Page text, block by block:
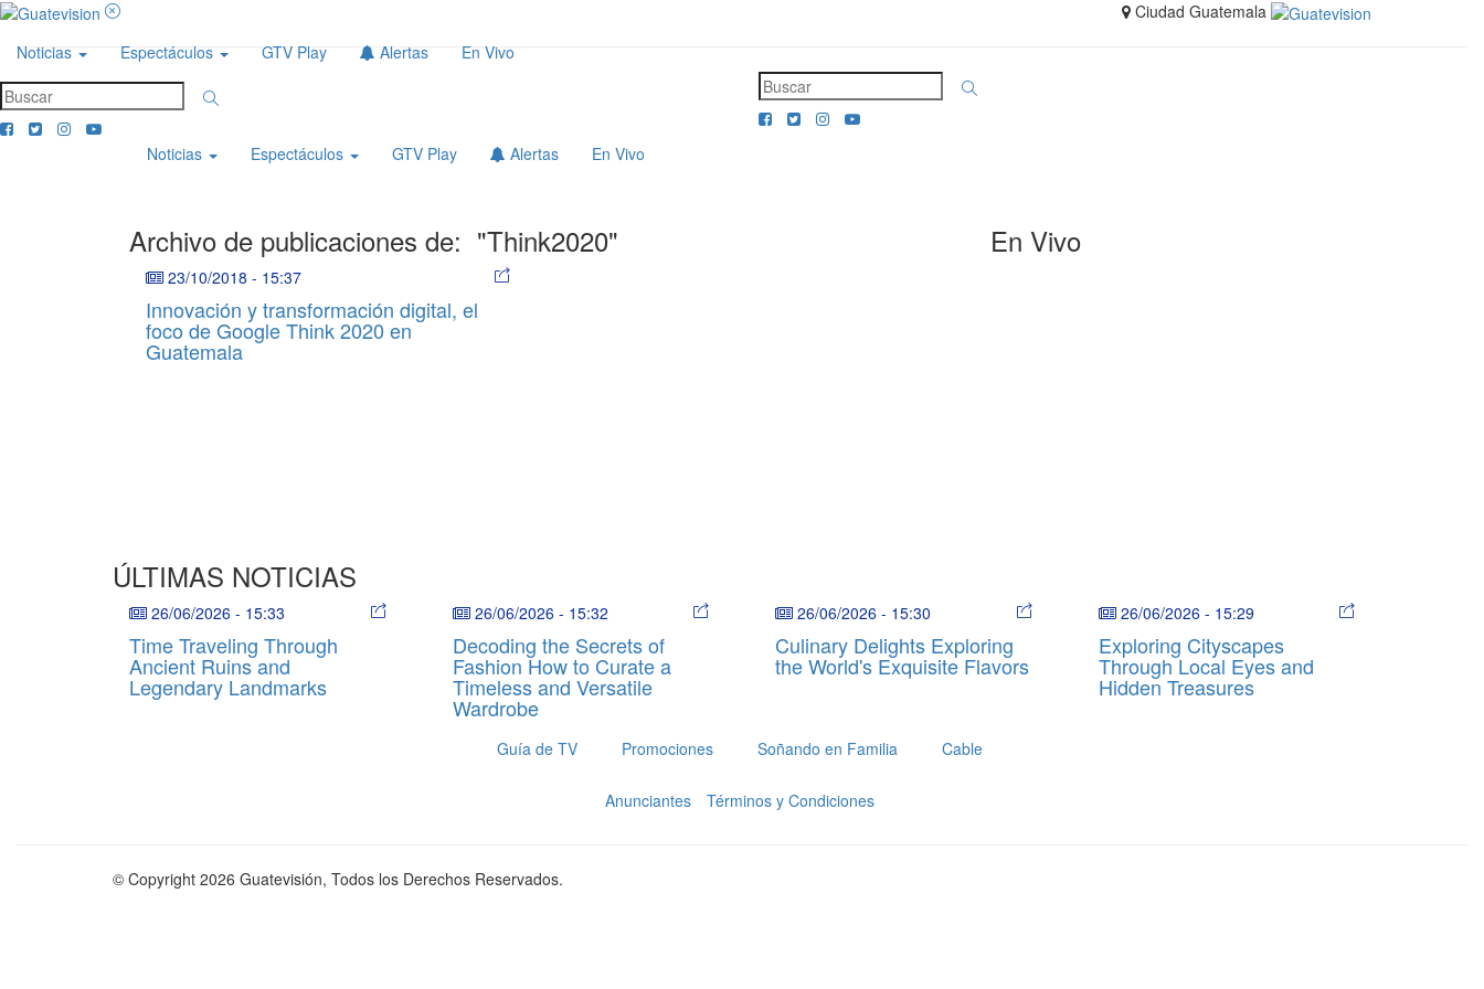
Noticias Espectáculos GTV Play Alertas En Vivo
Ciudad Guatemala
Noticias Espectáculos GTV Play Alertas En Vivo
Archivo de publicaciones de: "Think2020"
23/10/2018 - 15:37
Innovación y transformación digital, el
foco de Google Think 2020 en
Guatemala
En Vivo
ÚLTIMAS NOTICIAS
26/06/2026 - 15:33
Time Traveling Through
Ancient Ruins and
Legendary Landmarks
26/06/2026 - 15:32
Decoding the Secrets of
Fashion How to Curate a
Timeless and Versatile
Wardrobe
26/06/2026 - 15:30
Culinary Delights Exploring
the World's Exquisite Flavors
26/06/2026 - 15:29
Exploring Cityscapes
Through Local Eyes and
Hidden Treasures
Guía de TV Promociones Soñando en Familia Cable
Anunciantes Términos y Condiciones
© Copyright 2026 Guatevisión, Todos los Derechos Reservados.